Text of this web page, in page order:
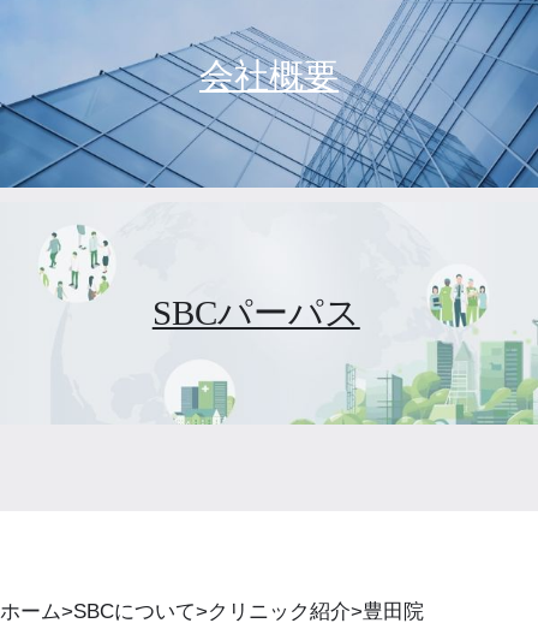
会社概要
SBCパーパス
ホーム SBCについて クリニック紹介 豊田院